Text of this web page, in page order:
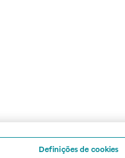
Definições de cookies